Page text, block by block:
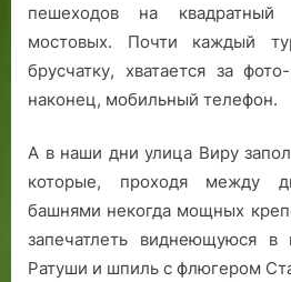
пешеходов на
мостовых. Почти каждый
брусчатку, хватается за
наконец, мобильный телефон.
А в наши дни улица Виру
которые, проходя между
башнями некогда мощных
запечатлеть виднеющуюся
Ратуши и шпиль с флюгером